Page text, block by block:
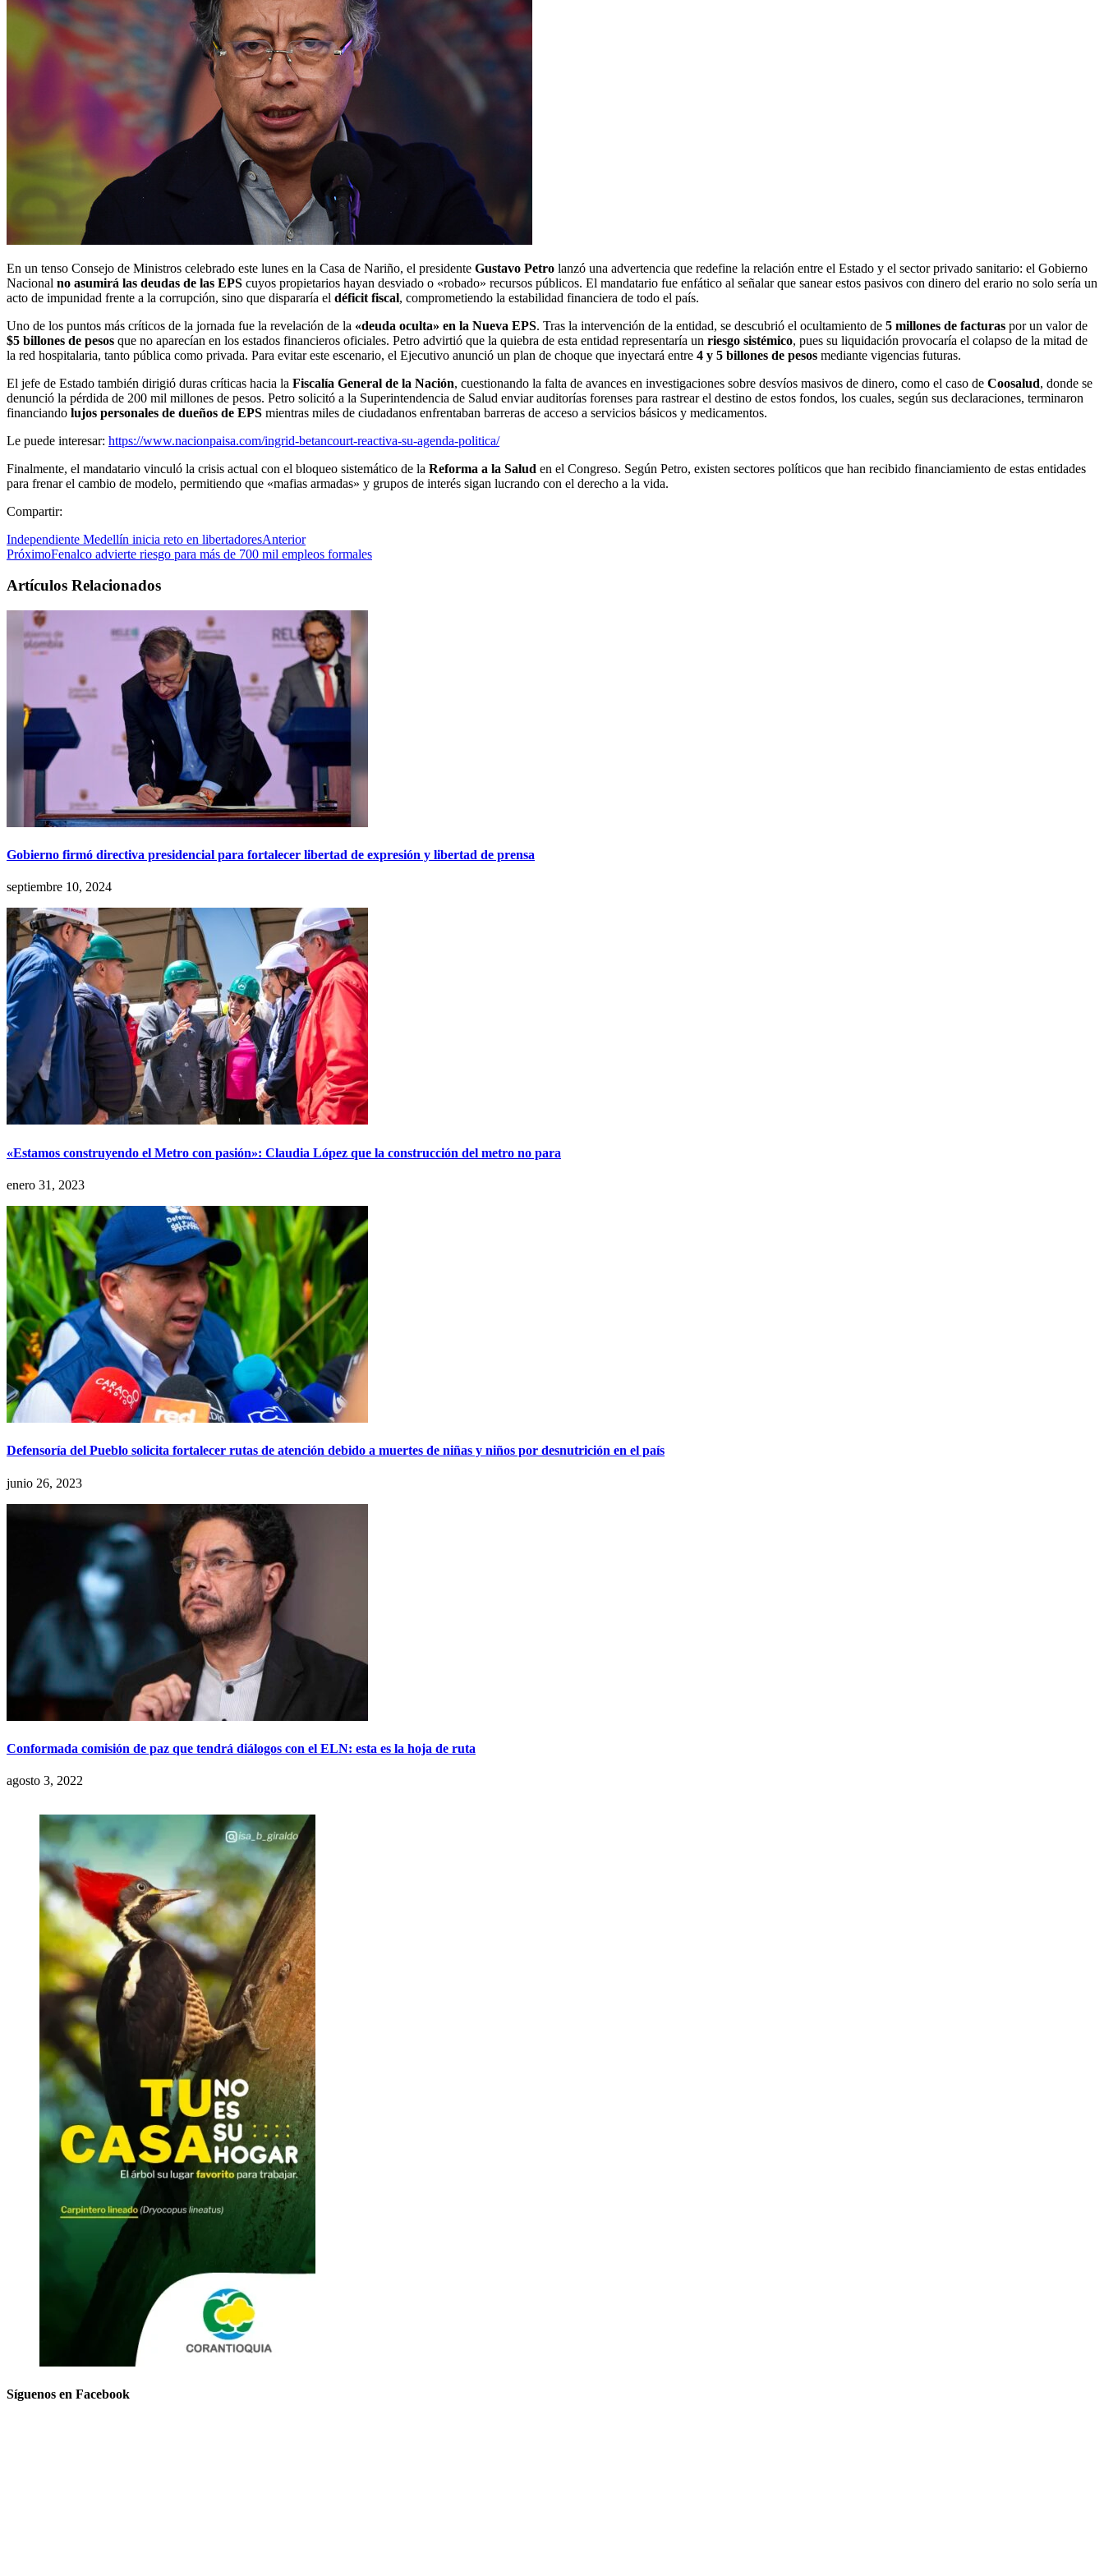
En un tenso Consejo de Ministros celebrado este lunes en la Casa de Nariño, el presidente Gustavo Petro lanzó una advertencia que redefine la relación entre el Estado y el sector privado sanitario: el Gobierno
Nacional no asumirá las deudas de las EPS cuyos propietarios hayan desviado o «robado» recursos públicos. El mandatario fue enfático al señalar que sanear estos pasivos con dinero del erario no solo sería un
acto de impunidad frente a la corrupción, sino que dispararía el déficit fiscal, comprometiendo la estabilidad financiera de todo el país.
Uno de los puntos más críticos de la jornada fue la revelación de la «deuda oculta» en la Nueva EPS. Tras la intervención de la entidad, se descubrió el ocultamiento de 5 millones de facturas por un valor de
$5 billones de pesos que no aparecían en los estados financieros oficiales. Petro advirtió que la quiebra de esta entidad representaría un riesgo sistémico, pues su liquidación provocaría el colapso de la mitad de
la red hospitalaria, tanto pública como privada. Para evitar este escenario, el Ejecutivo anunció un plan de choque que inyectará entre 4 y 5 billones de pesos mediante vigencias futuras.
El jefe de Estado también dirigió duras críticas hacia la Fiscalía General de la Nación, cuestionando la falta de avances en investigaciones sobre desvíos masivos de dinero, como el caso de Coosalud, donde se
denunció la pérdida de 200 mil millones de pesos. Petro solicitó a la Superintendencia de Salud enviar auditorías forenses para rastrear el destino de estos fondos, los cuales, según sus declaraciones, terminaron
financiando lujos personales de dueños de EPS mientras miles de ciudadanos enfrentaban barreras de acceso a servicios básicos y medicamentos.
Le puede interesar: https://www.nacionpaisa.com/ingrid-betancourt-reactiva-su-agenda-politica/
Finalmente, el mandatario vinculó la crisis actual con el bloqueo sistemático de la Reforma a la Salud en el Congreso. Según Petro, existen sectores políticos que han recibido financiamiento de estas entidades
para frenar el cambio de modelo, permitiendo que «mafias armadas» y grupos de interés sigan lucrando con el derecho a la vida.
Compartir:
Independiente Medellín inicia reto en libertadoresAnterior
PróximoFenalco advierte riesgo para más de 700 mil empleos formales
Artículos Relacionados
Gobierno firmó directiva presidencial para fortalecer libertad de expresión y libertad de prensa
septiembre 10, 2024
«Estamos construyendo el Metro con pasión»: Claudia López que la construcción del metro no para
enero 31, 2023
Defensoría del Pueblo solicita fortalecer rutas de atención debido a muertes de niñas y niños por desnutrición en el país
junio 26, 2023
Conformada comisión de paz que tendrá diálogos con el ELN: esta es la hoja de ruta
agosto 3, 2022
Síguenos en Facebook